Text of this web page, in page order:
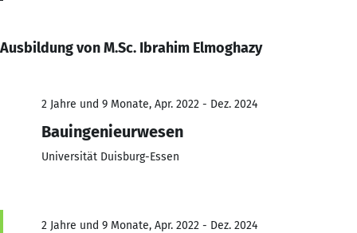
Ausbildung von M.Sc. Ibrahim Elmoghazy
2 Jahre und 9 Monate, Apr. 2022 - Dez. 2024
Bauingenieurwesen
Universität Duisburg-Essen
2 Jahre und 9 Monate, Apr. 2022 - Dez. 2024